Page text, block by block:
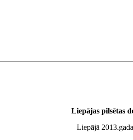
Liepājas pilsētas
Liepājā